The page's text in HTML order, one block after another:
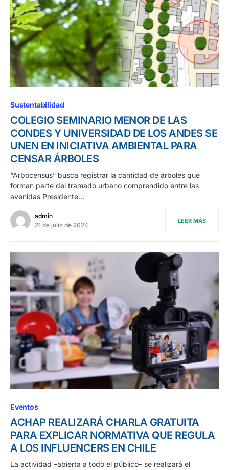
Sustentabilidad
COLEGIO SEMINARIO MENOR DE LAS
CONDES Y UNIVERSIDAD DE LOS ANDES SE
UNEN EN INICIATIVA AMBIENTAL PARA
CENSAR ÁRBOLES
“Arbocensus” busca registrar la cantidad de árboles que
forman parte del tramado urbano comprendido entre las
avenidas Presidente…
admin
21 de julio de 2024
LEER MÁS
Eventos
ACHAP REALIZARÁ CHARLA GRATUITA
PARA EXPLICAR NORMATIVA QUE REGULA
A LOS INFLUENCERS EN CHILE
La actividad –abierta a todo el público– se realizará el